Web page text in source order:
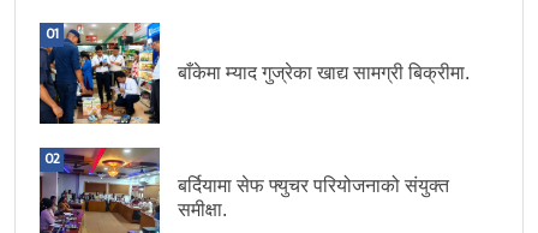
01
बाँकेमा म्याद गुज्रेका खाद्य सामग्री बिक्रीमा.
02
बर्दियामा सेफ फ्युचर परियोजनाको संयुक्त
समीक्षा.